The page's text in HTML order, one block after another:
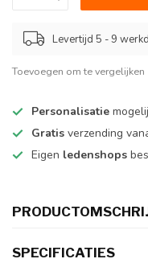
Levertijd 5 - 9
Toevoegen om te vergelijken
Personalisatie
Gratis verzending
Eigen ledenshops
SPECIFICATIES